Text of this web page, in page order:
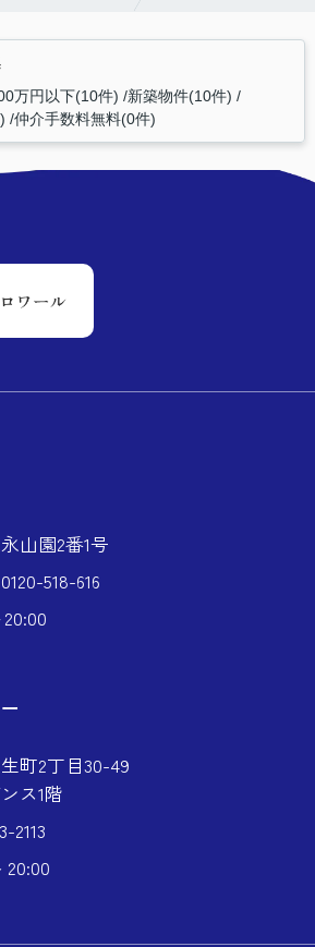
万円以下(10件) 新築物件(10件)
仲介手数料無料(0件)
山園2番1号
518-616
町2丁目30-49
ス1階
2113
20:00